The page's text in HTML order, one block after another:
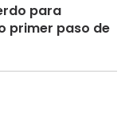
para
primer paso de